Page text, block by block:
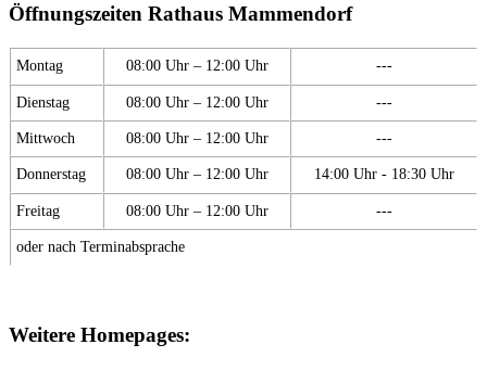
Öffnungszeiten Rathaus Mammendorf
Montag 08:00 Uhr – 12:00 Uhr ---
Dienstag 08:00 Uhr – 12:00 Uhr ---
Mittwoch 08:00 Uhr – 12:00 Uhr ---
Donnerstag 08:00 Uhr – 12:00 Uhr 14:00 Uhr - 18:30 Uhr
Freitag 08:00 Uhr – 12:00 Uhr ---
oder nach Terminabsprache
Weitere Homepages: